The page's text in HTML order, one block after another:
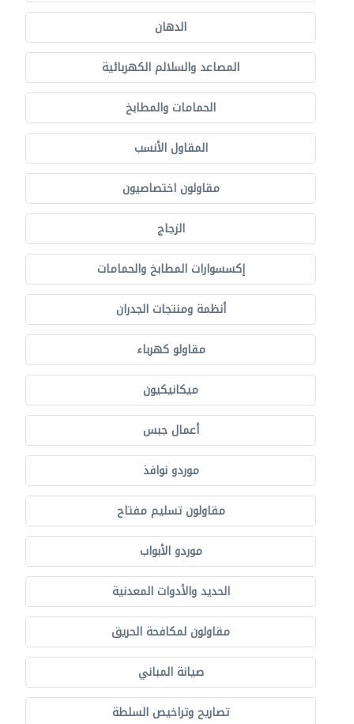
الدهان
المصاعد والسلالم الكهربائية
الحمامات والمطابخ
المقاول الأنسب
مقاولون اختصاصيون
الزجاج
إكسسوارات المطابخ والحمامات
أنظمة ومنتجات الجدران
مقاولو كهرباء
ميكانيكيون
أعمال جبس
موردو نوافذ
مقاولون تسليم مفتاح
موردو الأبواب
الحديد والأدوات المعدنية
مقاولون لمكافحة الحريق
صيانة المباني
تصاريح وتراخيص السلطة